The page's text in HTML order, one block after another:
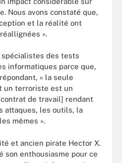
Nous avons constaté que,
et la réalité ont
».
des tests
informatiques parce que,
« la seule
un terroriste est un
de travail] rendant
attaques, les outils, la
mêmes ».
et ancien pirate Hector X.
son enthousiasme pour ce